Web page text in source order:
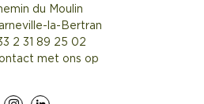
du Moulin
la-Bertran
2 31 89 25 02
met ons op